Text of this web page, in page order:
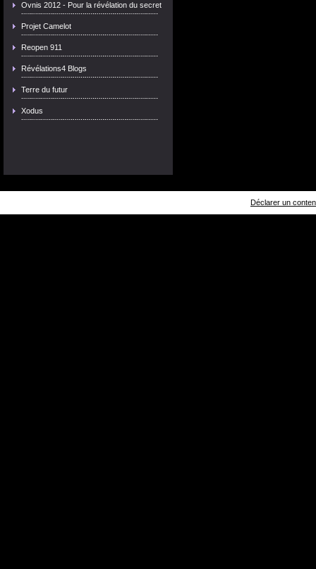
Ovnis 2012 - Pour la révélation du secret
Projet Camelot
Reopen 911
Révélations4 Blogs
Terre du futur
Xodus
Déclarer un